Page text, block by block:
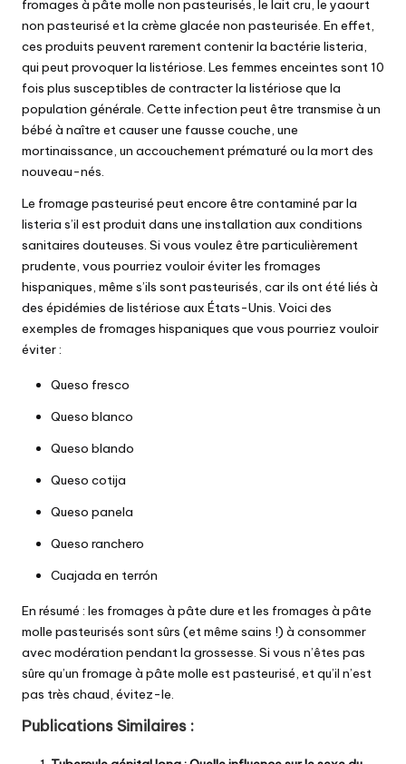
fromages à pâte molle non pasteurisés, le lait cru, le yaourt
non pasteurisé et la crème glacée non pasteurisée. En effet,
ces produits peuvent rarement contenir la bactérie listeria,
qui peut provoquer la listériose. Les femmes enceintes sont 10
fois plus susceptibles de contracter la listériose que la
population générale. Cette infection peut être transmise à un
bébé à naître et causer une fausse couche, une
mortinaissance, un accouchement prématuré ou la mort des
nouveau-nés.
Le fromage pasteurisé peut encore être contaminé par la
listeria s’il est produit dans une installation aux conditions
sanitaires douteuses. Si vous voulez être particulièrement
prudente, vous pourriez vouloir éviter les fromages
hispaniques, même s’ils sont pasteurisés, car ils ont été liés à
des épidémies de listériose aux États-Unis. Voici des
exemples de fromages hispaniques que vous pourriez vouloir
éviter :
Queso fresco
Queso blanco
Queso blando
Queso cotija
Queso panela
Queso ranchero
Cuajada en terrón
En résumé : les fromages à pâte dure et les fromages à pâte
molle pasteurisés sont sûrs (et même sains !) à consommer
avec modération pendant la grossesse. Si vous n’êtes pas
sûre qu’un fromage à pâte molle est pasteurisé, et qu’il n’est
pas très chaud, évitez-le.
Publications Similaires :